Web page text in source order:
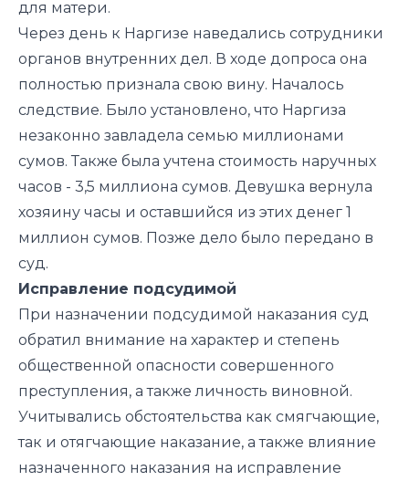
для матери.
Через день к Наргизе наведались сотрудники
органов внутренних дел. В ходе допроса она
полностью признала свою вину. Началось
следствие. Было установлено, что Наргиза
незаконно завладела семью миллионами
сумов. Также была учтена стоимость наручных
часов - 3,5 миллиона сумов. Девушка вернула
хозяину часы и оставшийся из этих денег 1
миллион сумов. Позже дело было передано в
суд.
Исправление подсудимой
При назначении подсудимой наказания суд
обратил внимание на характер и степень
общественной опасности совершенного
преступления, а также личность виновной.
Учитывались обстоятельства как смягчающие,
так и отягчающие наказание, а также влияние
назначенного наказания на исправление